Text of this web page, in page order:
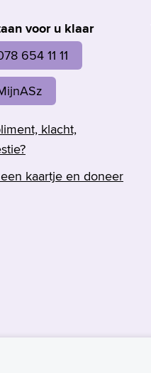
voor u klaar
654 11 11
klacht,
kaartje en doneer